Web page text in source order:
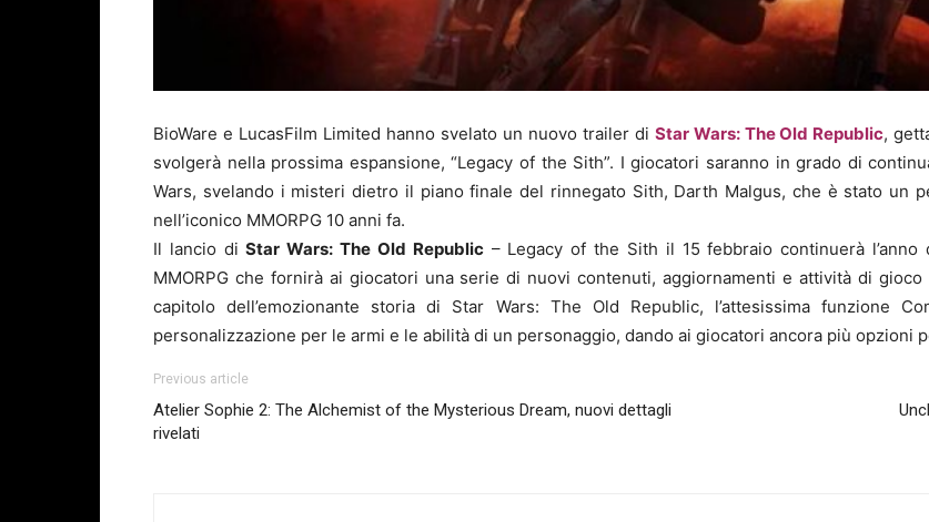
BioWare e LucasFilm Limited hanno svelato un nuovo trailer di Star Wars: The Old Republic,
svolgerà nella prossima espansione, “Legacy of the Sith”. I giocatori saranno in grado di
Wars, svelando i misteri dietro il piano finale del rinnegato Sith, Darth Malgus, che è stato un
nell’iconico MMORPG 10 anni fa.
Il lancio diStar Wars:The Old Republic– Legacy of the Sith il 15 febbraio continuerà
MMORPG che fornirà ai giocatori una serie di nuovi contenuti, aggiornamenti e attività di
capitolo dell’emozionante storia di Star Wars: The Old Republic, l’attesissima funzione
personalizzazione per le armi e le abilità di un personaggio, dando ai giocatori ancora più opzioni
Previous article
Atelier Sophie 2: The Alchemist of the Mysterious Dream, nuovi dettagli
rivelati